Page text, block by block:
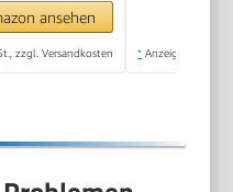
ansehen
zzgl. Versandkosten * Anzeige